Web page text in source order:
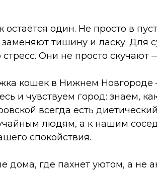
остаётся один. Не просто в
тишину и ласку.
стресс. Они не просто
кошек в Нижнем Новгороде
и чувствуем город: знаем,
всегда есть
людям, а к нашим
спокойствия.
где пахнет уютом, а не